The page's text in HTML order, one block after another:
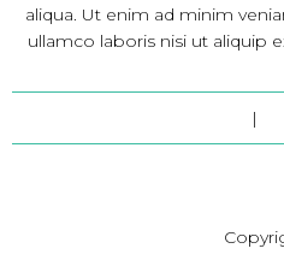
aliqua. Ut enim ad minim
ullamco laboris nisi ut aliquip
|